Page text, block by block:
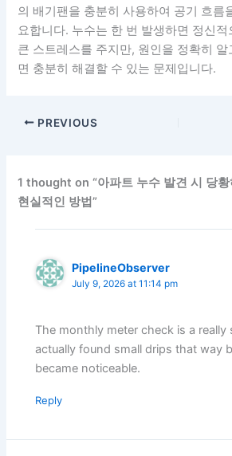
의 배기팬을 충분히 사용하여 공기 흐름
요합니다. 누수는 한 번 발생하면 정신
큰 스트레스를 주지만, 원인을 정확히
면 충분히 해결할 수 있는 문제입니다.
PREVIOUS
1 thought on “아파트 누수 발견 시 당
현실적인 방법”
PipelineObserver
July 9, 2026 at 11:14 pm
The monthly meter check is a really
actually found small drips that way
became noticeable.
Reply